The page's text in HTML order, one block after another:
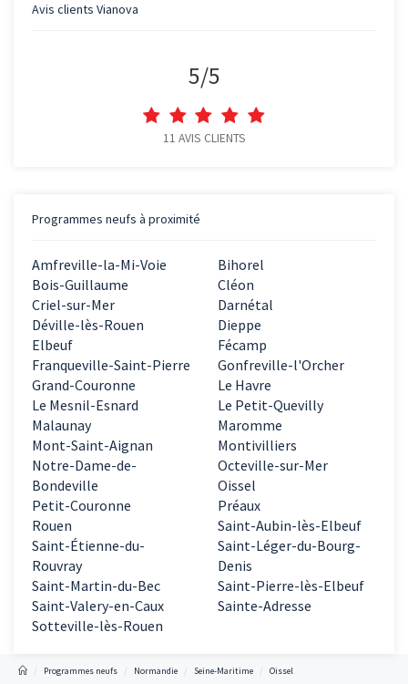
Avis clients Vianova
5/5
11 AVIS CLIENTS
Programmes neufs à proximité
Amfreville-la-Mi-Voie
Bihorel
Bois-Guillaume
Cléon
Criel-sur-Mer
Darnétal
Déville-lès-Rouen
Dieppe
Elbeuf
Fécamp
Franqueville-Saint-Pierre
Gonfreville-l'Orcher
Grand-Couronne
Le Havre
Le Mesnil-Esnard
Le Petit-Quevilly
Malaunay
Maromme
Mont-Saint-Aignan
Montivilliers
Notre-Dame-de-
Bondeville
Octeville-sur-Mer
Oissel
Petit-Couronne
Préaux
Rouen
Saint-Aubin-lès-Elbeuf
Saint-Étienne-du-
Rouvray
Saint-Léger-du-Bourg-
Denis
Saint-Martin-du-Bec
Saint-Pierre-lès-Elbeuf
Saint-Valery-en-Caux
Sainte-Adresse
Sotteville-lès-Rouen
Programmes neufs Normandie Seine-Maritime
Oissel